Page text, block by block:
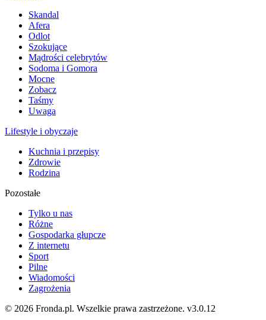
Skandal
Afera
Odlot
Szokujące
Mądrości celebrytów
Sodoma i Gomora
Mocne
Zobacz
Taśmy
Uwaga
Lifestyle i obyczaje
Kuchnia i przepisy
Zdrowie
Rodzina
Pozostałe
Tylko u nas
Różne
Gospodarka głupcze
Z internetu
Sport
Pilne
Wiadomości
Zagrożenia
© 2026 Fronda.pl. Wszelkie prawa zastrzeżone. v3.0.12